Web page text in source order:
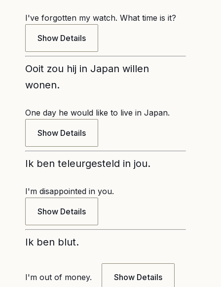
I've forgotten my watch. What time is it?
Show Details
Ooit zou hij in Japan willen
wonen.
One day he would like to live in Japan.
Show Details
Ik ben teleurgesteld in jou.
I'm disappointed in you.
Show Details
Ik ben blut.
I'm out of money. Show Details